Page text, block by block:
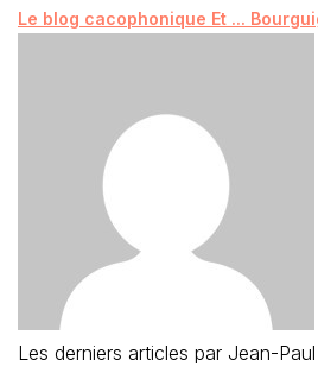
Le blog cacophonique Et ...
Les derniers articles par Jean-